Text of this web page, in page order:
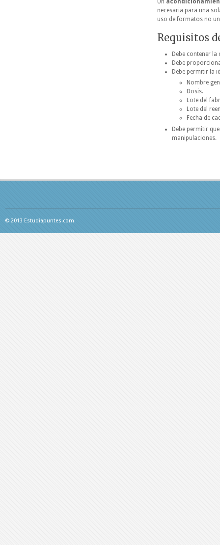
Un
necesaria para una
uso de formatos no
Requisitos
Debe contener
Debe
Debe permitir la
Nombre
Dosis.
Lote del
Lote del
Fecha de
Debe permitir
manipulaciones.
© 2013 Estudiapuntes.com